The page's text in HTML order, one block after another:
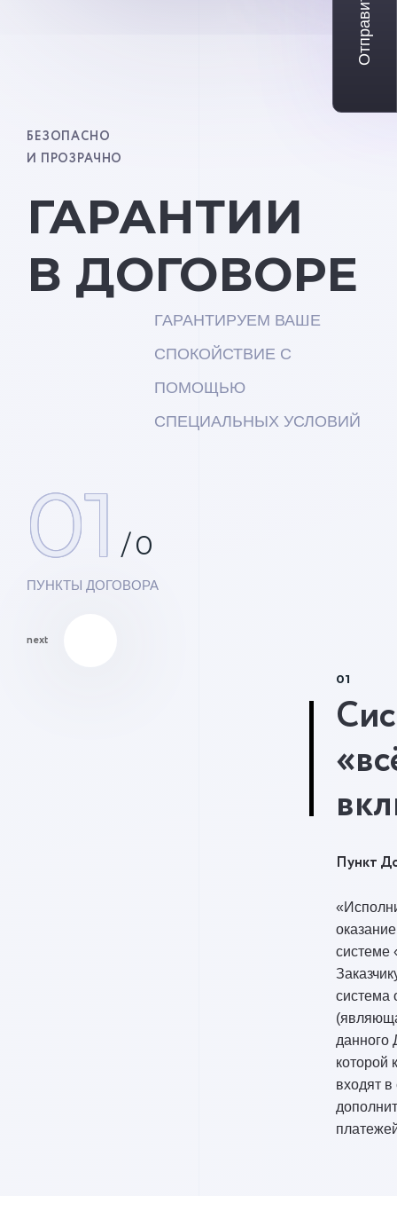
БЕЗОПАСНО
И ПРОЗРАЧНО
ГАРАНТИИ
В ДОГОВОРЕ
ГАРАНТИРУЕМ ВАШЕ
СПОКОЙСТВИЕ С
ПОМОЩЬЮ
СПЕЦИАЛЬНЫХ УСЛОВИЙ
01 /0
ПУНКТЫ ДОГОВОРА
next
01
Пункт
системе
система
данного
которой
входят в